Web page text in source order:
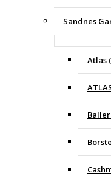
Sandnes
Atlas